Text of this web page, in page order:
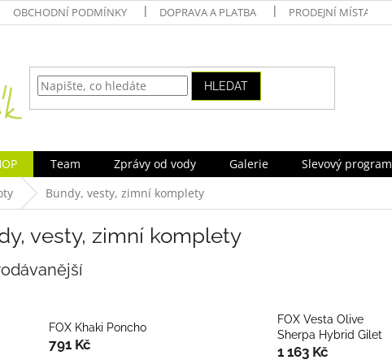
OBCHODNÍ PODMÍNKY DOPRAVA A PLATBA PRODEJNÍ MÍSTA
HLEDAT
Team Zprávy od vody Galerie Slevový program
Bundy, vesty, zimní komplety
vesty, zimní komplety
FOX Khaki Poncho
791 Kč
FOX Vesta Olive
Sherpa Hybrid Gilet
1 163 Kč